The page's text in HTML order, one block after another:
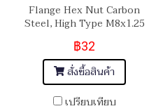
Flange Hex Nut Carbon
Steel, High Type M8x1.25
เกรด 10.9
฿32
สั่งซื้อสินค้า
เปรียบเทียบ